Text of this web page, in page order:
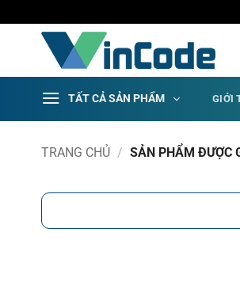
qua
TẤT CẢ SẢN PHẨM GIỚI
TRANG CHỦ / SẢN PHẨM ĐƯỢC